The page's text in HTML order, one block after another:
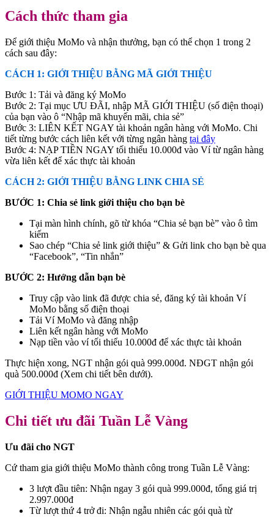
Cách thức tham gia
Để giới thiệu MoMo và nhận thưởng, bạn có thể chọn 1 trong 2
cách sau đây:
CÁCH 1: GIỚI THIỆU BẰNG MÃ GIỚI THIỆU
Bước 1: Tải và đăng ký MoMo
Bước 2: Tại mục ƯU ĐÃI, nhập MÃ GIỚI THIỆU (số điện thoại)
của bạn vào ô “Nhập mã khuyến mãi, chia sẻ”
Bước 3: LIÊN KẾT NGAY tài khoản ngân hàng với MoMo. Chi
tiết từng bước cách liên kết với từng ngân hàng tại đây
Bước 4: NẠP TIỀN NGAY tối thiểu 10.000đ vào Ví từ ngân hàng
vừa liên kết để xác thực tài khoản
CÁCH 2: GIỚI THIỆU BẰNG LINK CHIA SẺ
BƯỚC 1: Chia sẻ link giới thiệu cho bạn bè
Tại màn hình chính, gõ từ khóa “Chia sẻ bạn bè” vào ô tìm
kiếm
Sao chép “Chia sẻ link giới thiệu” & Gửi link cho bạn bè qua
“Facebook”, “Tin nhắn”
BƯỚC 2: Hướng dẫn bạn bè
Truy cập vào link đã được chia sẻ, đăng ký tài khoản Ví
MoMo bằng số điện thoại
Tải Ví MoMo và đăng nhập
Liên kết ngân hàng với MoMo
Nạp tiền vào ví tối thiểu 10.000đ để xác thực tài khoản
Thực hiện xong, NGT nhận gói quà 999.000đ. NĐGT nhận gói
quà 500.000đ (Xem chi tiết bên dưới).
GIỚI THIỆU MOMO NGAY
Chi tiết ưu đãi Tuần Lễ Vàng
Ưu đãi cho NGT
Cứ tham gia giới thiệu MoMo thành công trong Tuần Lễ Vàng:
3 lượt đầu tiên: Nhận ngay 3 gói quà 999.000đ, tổng giá trị
2.997.000đ
Từ lượt thứ 4 trở đi: Nhận ngẫu nhiên các gói quà từ